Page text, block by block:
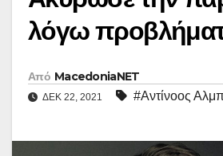
λόγω
Από MacedoniaNET
ΔΕΚ 22, 2021 #Αντίνοος